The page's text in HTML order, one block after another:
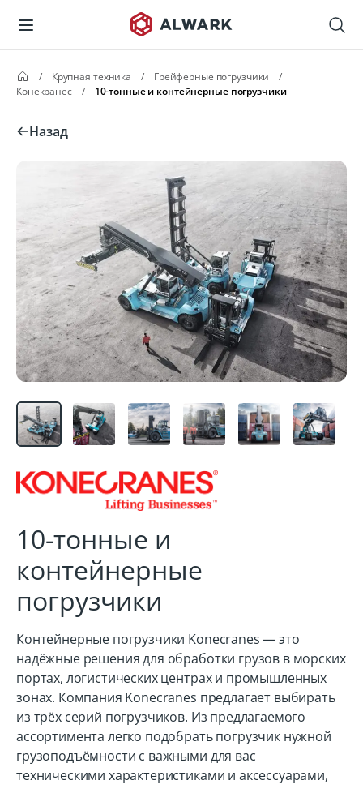
/ Крупная техника / Грейферные погрузчики
/
Конекранес
/ 10-тонные и контейнерные погрузчики
Назад
10-тонные и
контейнерные
погрузчики
Контейнерные погрузчики Konecranes — это
надёжные решения для обработки грузов в морских
портах, логистических центрах и промышленных
зонах. Компания Konecranes предлагает выбирать
из трёх серий погрузчиков. Из предлагаемого
ассортимента легко подобрать погрузчик нужной
грузоподъёмности с важными для вас
техническими характеристиками и аксессуарами,